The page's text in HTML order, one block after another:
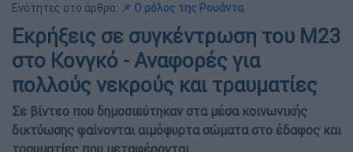
Ενότητες στο άρθρο: 📌 Ο ρόλος της Ρουάντα
Εκρήξεις σε συγκέντρωση του Μ23
στο Κονγκό - Αναφορές για
πολλούς νεκρούς και τραυματίες
Σε βίντεο που δημοσιεύτηκαν στα μέσα κοινωνικής
δικτύωσης φαίνονται αιμόφυρτα σώματα στο έδαφος και
τραυματίες που μεταφέρονται